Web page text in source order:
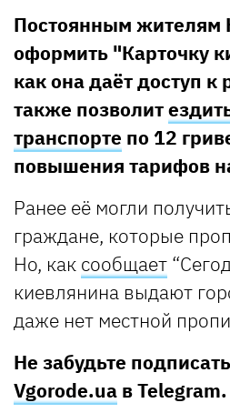
Постоянным жителям
оформить "Карточку
как она даёт доступ
также позволит
транспорте по 12
повышения тарифов
Ранее её могли
граждане, которые
Но, как сообщает
киевлянина выдают
даже нет местной
Не забудьте
Vgorode.ua в Telegram.